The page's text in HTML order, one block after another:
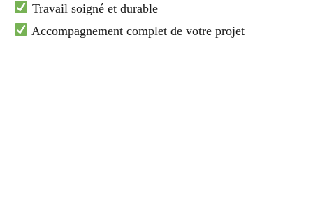
Travail soigné et durable
Accompagnement complet de votre projet